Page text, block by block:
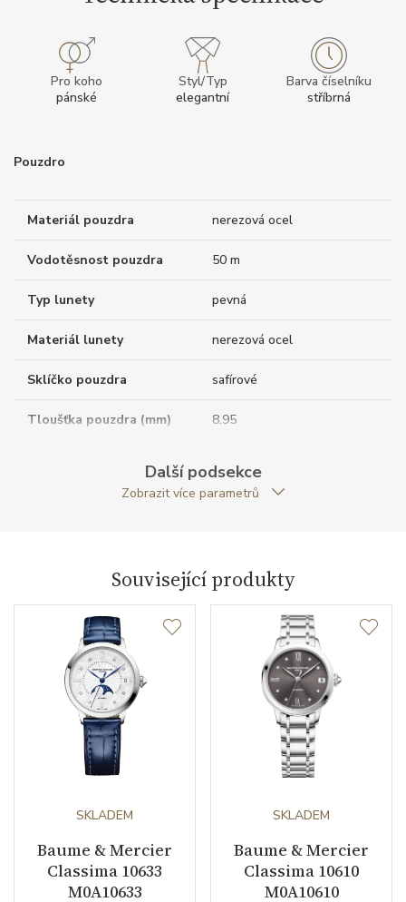
Pro koho
pánské
Styl/Typ
elegantní
Barva číselníku
stříbrná
Pouzdro
Materiál pouzdra nerezová ocel
Vodotěsnost pouzdra 50 m
Typ lunety pevná
Materiál lunety nerezová ocel
Sklíčko pouzdra safírové
Tloušťka pouzdra (mm) 8.95
Antireflexní sklíčko ANO
Průměr pouzdra (mm) 40.00
Typ strojku BM11200 Baume & Mercier
Rezerva chodu strojku
Kalibr strojku automatický nátah
Kameny strojku
Kyvy strojku 28800
Další podsekce
Zobrazit více parametrů
Související produkty
SKLADEM
Baume & Mercier
Classima 10633
M0A10633
SKLADEM
Baume & Mercier
Classima 10610
M0A10610